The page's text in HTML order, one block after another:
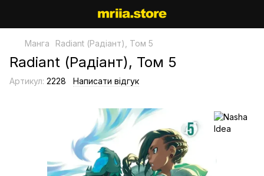
Манга Radiant (Радіант), Том 5
Radiant (Радіант), Том 5
Артикул: 2228 Написати відгук